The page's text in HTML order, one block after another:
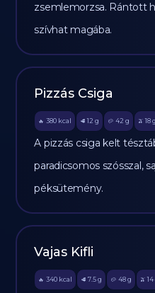
zsemlemorzsa. Rántott
szívhat magába.
Pizzás Csiga
🔥 380 kcal 🥩 12 g 🥔 42 g 🫒 18 g
A pizzás csiga kelt
paradicsomos szósszal,
péksütemény.
Vajas Kifli
🔥 340 kcal 🥩 7.5 g 🥔 48g 🫒 14